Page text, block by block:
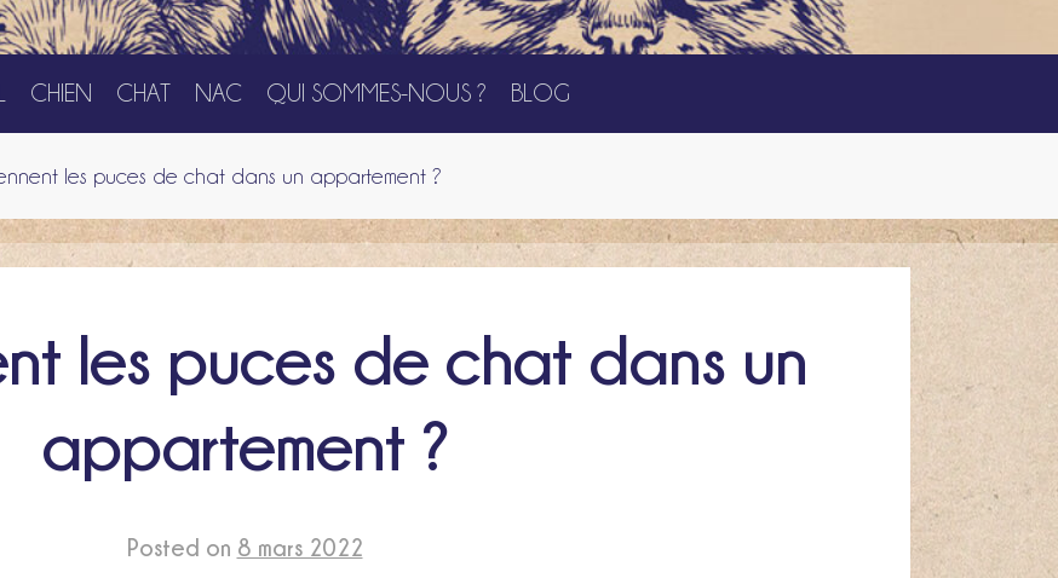
CHIEN CHAT NAC QUI SOMMES-NOUS ? BLOG
les puces de chat dans un appartement ?
les puces de chat dans un
appartement ?
Posted on 8 mars 2022